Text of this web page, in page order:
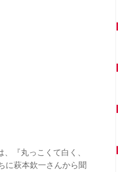
『丸っこくて白く、
に萩本欽一さんから聞